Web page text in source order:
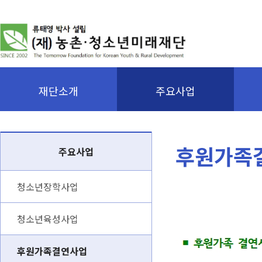
재단소개 주요사업
주요사업
청소년장학사업
청소년육성사업
후원가족결연사업
후원가족